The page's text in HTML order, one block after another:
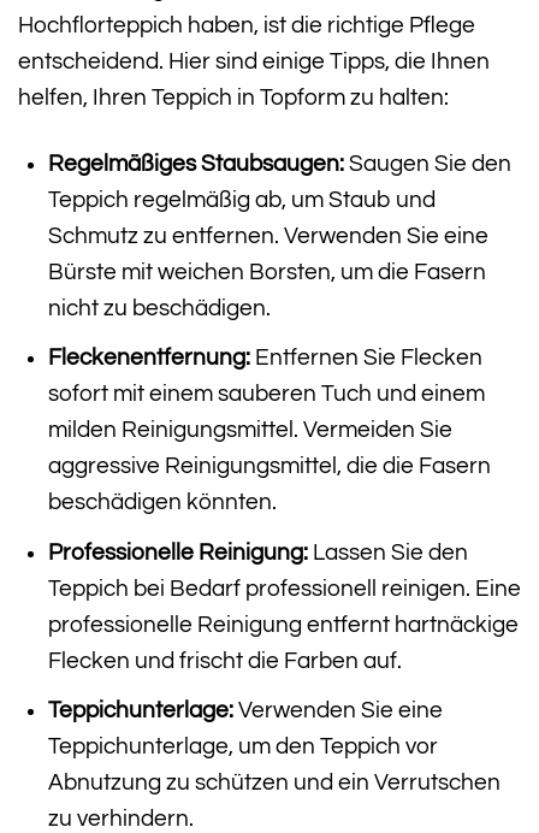
Hochflorteppich haben, ist die richtige Pflege
entscheidend. Hier sind einige Tipps, die Ihnen
helfen, Ihren Teppich in Topform zu halten:
Regelmäßiges Staubsaugen:Saugen Sie den
Teppich regelmäßig ab, um Staub und
Schmutz zu entfernen. Verwenden Sie eine
Bürste mit weichen Borsten, um die Fasern
nicht zu beschädigen.
Fleckenentfernung:Entfernen Sie Flecken
sofort mit einem sauberen Tuch und einem
milden Reinigungsmittel. Vermeiden Sie
aggressive Reinigungsmittel, die die Fasern
beschädigen könnten.
Professionelle Reinigung:Lassen Sie den
Teppich bei Bedarf professionell reinigen. Eine
professionelle Reinigung entfernt hartnäckige
Flecken und frischt die Farben auf.
Teppichunterlage:Verwenden Sie eine
Teppichunterlage, um den Teppich vor
Abnutzung zu schützen und ein Verrutschen
zu verhindern.